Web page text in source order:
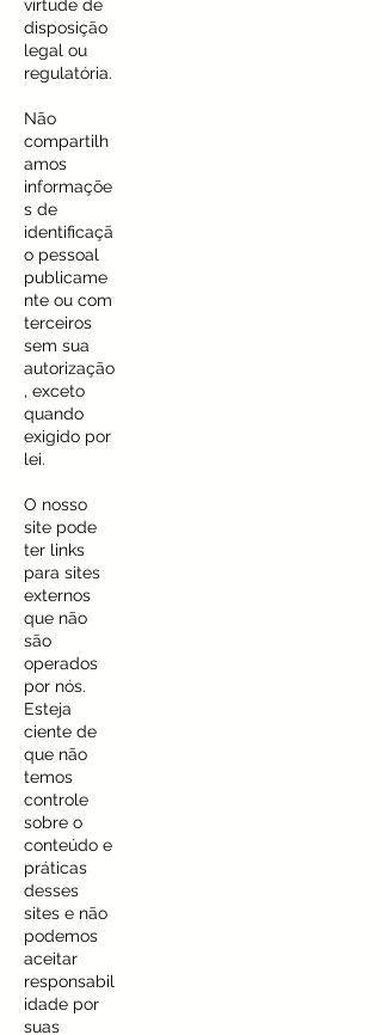
virtude de
disposição
legal ou
regulatória.
Não
compartilh
amos
informaçõe
s de
identificaçã
o pessoal
publicame
nte ou com
terceiros
sem sua
autorização
, exceto
quando
exigido por
lei.
O nosso
site pode
ter links
para sites
externos
que não
são
operados
por nós.
Esteja
ciente de
que não
temos
controle
sobre o
conteúdo e
práticas
desses
sites e não
podemos
aceitar
responsabil
idade por
suas